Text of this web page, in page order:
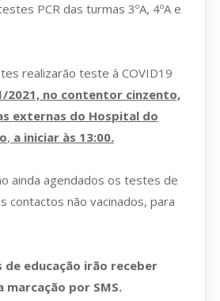
PCR das turmas 3ºA, 4ºA e
realizarão teste à COVID19
2021, no contentor cinzento,
externas do Hospital do
, a iniciar às 13:00.
ainda agendados os testes de
contactos não vacinados, para
de educação irão receber
marcação por SMS.